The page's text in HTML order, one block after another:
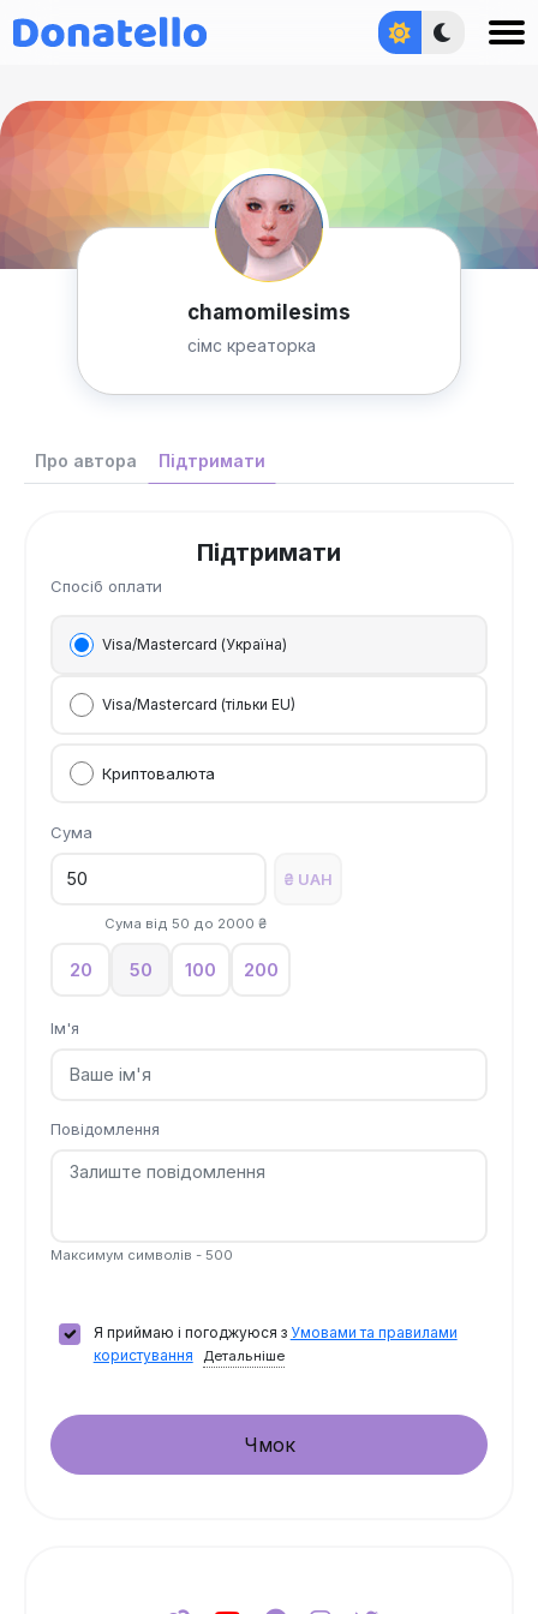
chamomilesims
сімс креаторка
Про автора Підтримати
Підтримати
Спосіб оплати
Visa/Mastercard (Україна)
Visa/Mastercard (тільки EU)
Криптовалюта
Сума
Сума від 50 до 2000 ₴
₴ UAH
20 50 100 200
Ім'я
Повідомлення
Максимум символів - 500
Я приймаю і погоджуюся з Умовами та правилами
користування
Детальніше
Чмок